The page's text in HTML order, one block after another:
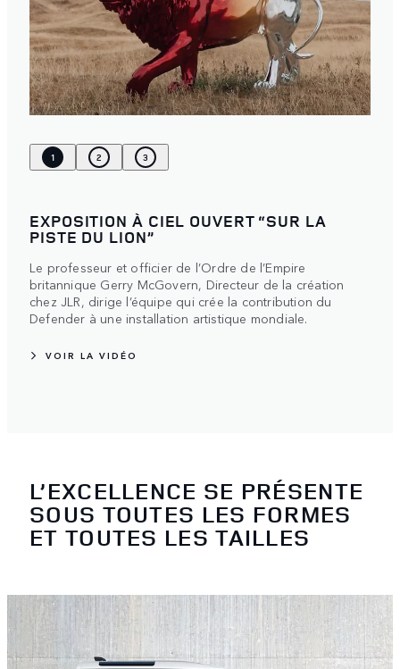
1 2 3
EXPOSITION À CIEL OUVERT “SUR LA
PISTE DU LION”
Le professeur et officier de l’Ordre de l’Empire
britannique Gerry McGovern, Directeur de la création
chez JLR, dirige l’équipe qui crée la contribution du
Defender à une installation artistique mondiale.
VOIR LA VIDÉO
L’EXCELLENCE SE PRÉSENTE
SOUS TOUTES LES FORMES
ET TOUTES LES TAILLES